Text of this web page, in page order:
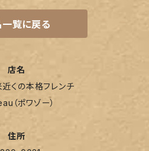
覧に戻る
店名
くの本格フレンチ
（ポワゾー）
住所